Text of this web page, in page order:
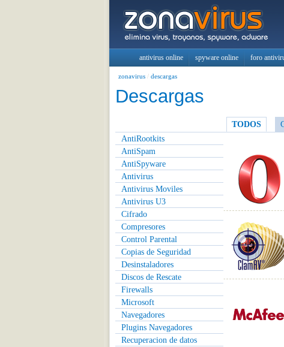
antivirus online spyware online foro
zonavirus/ descargas
Descargas
AntiRootkits
AntiSpam
AntiSpyware
Antivirus
Antivirus Moviles
Antivirus U3
Cifrado
Compresores
Control Parental
Copias de Seguridad
Desinstaladores
Discos de Rescate
Firewalls
Microsoft
Navegadores
Plugins Navegadores
Recuperacion de datos
TODOS